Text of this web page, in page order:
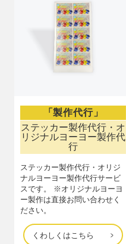
「製作代行」
ステッカー製作代行・オ
リジナルヨーヨー製作代
行
ステッカー製作代行・オリジ
ナルヨーヨー製作代行サービ
スです。 ※オリジナルヨーヨ
ー製作は直接お問い合わせく
ださい。
くわしくはこちら